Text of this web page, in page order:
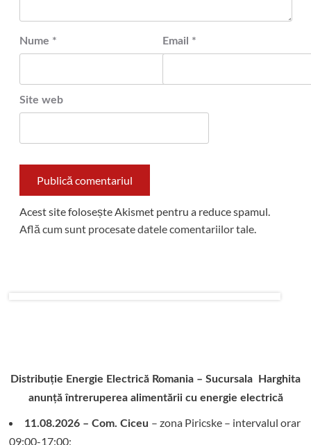
Nume * Email *
Site web
Acest site folosește Akismet pentru a reduce spamul.
Află cum sunt procesate datele comentariilor tale.
Distribuție Energie Electrică Romania – Sucursala Harghita
anunță întreruperea alimentării cu energie electrică
11.08.2026 – Com. Ciceu – zona Piricske – intervalul orar
09:00-17:00;